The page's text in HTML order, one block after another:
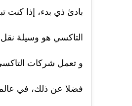
بادئ ذي بدء، إذا كنت
التاكسي هو وسيلة
و تعمل شركات
فضلا عن ذلك، في عالم